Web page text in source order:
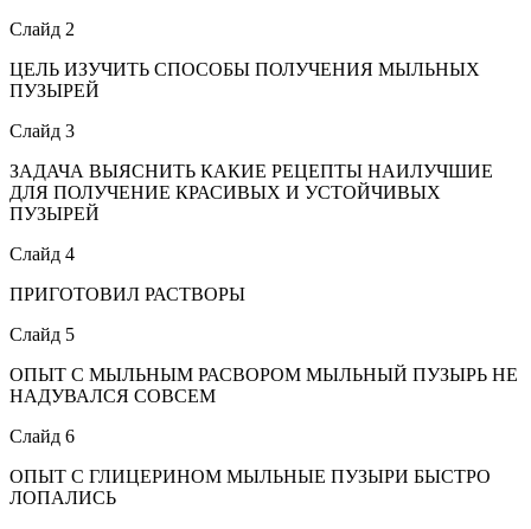
Слайд 2
ЦЕЛЬ ИЗУЧИТЬ СПОСОБЫ ПОЛУЧЕНИЯ МЫЛЬНЫХ
ПУЗЫРЕЙ
Слайд 3
ЗАДАЧА ВЫЯСНИТЬ КАКИЕ РЕЦЕПТЫ НАИЛУЧШИЕ
ДЛЯ ПОЛУЧЕНИЕ КРАСИВЫХ И УСТОЙЧИВЫХ
ПУЗЫРЕЙ
Слайд 4
ПРИГОТОВИЛ РАСТВОРЫ
Слайд 5
ОПЫТ С МЫЛЬНЫМ РАСВОРОМ МЫЛЬНЫЙ ПУЗЫРЬ НЕ
НАДУВАЛСЯ СОВСЕМ
Слайд 6
ОПЫТ С ГЛИЦЕРИНОМ МЫЛЬНЫЕ ПУЗЫРИ БЫСТРО
ЛОПАЛИСЬ